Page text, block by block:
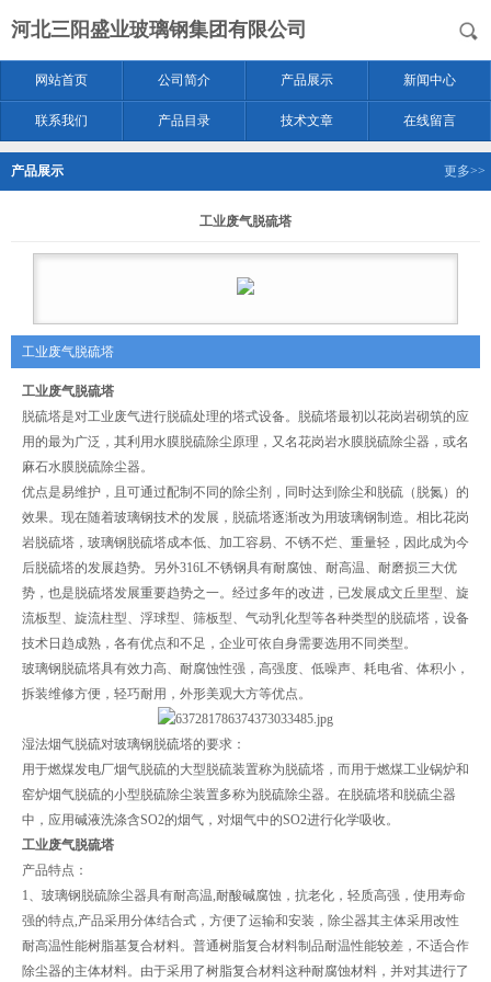
河北三阳盛业玻璃钢集团有限公司
网站首页 公司简介 产品展示 新闻中心
联系我们 产品目录 技术文章 在线留言
产品展示 更多>>
工业废气脱硫塔
工业废气脱硫塔
工业废气脱硫塔
脱硫塔是对工业废气进行脱硫处理的塔式设备。脱硫塔最初以花岗岩砌筑的应
用的最为广泛，其利用水膜脱硫除尘原理，又名花岗岩水膜脱硫除尘器，或名
麻石水膜脱硫除尘器。
优点是易维护，且可通过配制不同的除尘剂，同时达到除尘和脱硫（脱氮）的
效果。现在随着玻璃钢技术的发展，脱硫塔逐渐改为用玻璃钢制造。相比花岗
岩脱硫塔，玻璃钢脱硫塔成本低、加工容易、不锈不烂、重量轻，因此成为今
后脱硫塔的发展趋势。另外316L不锈钢具有耐腐蚀、耐高温、耐磨损三大优
势，也是脱硫塔发展重要趋势之一。经过多年的改进，已发展成文丘里型、旋
流板型、旋流柱型、浮球型、筛板型、气动乳化型等各种类型的脱硫塔，设备
技术日趋成熟，各有优点和不足，企业可依自身需要选用不同类型。
玻璃钢脱硫塔具有效力高、耐腐蚀性强，高强度、低噪声、耗电省、体积小，
拆装维修方便，轻巧耐用，外形美观大方等优点。
湿法烟气脱硫对玻璃钢脱硫塔的要求：
用于燃煤发电厂烟气脱硫的大型脱硫装置称为脱硫塔，而用于燃煤工业锅炉和
窑炉烟气脱硫的小型脱硫除尘装置多称为脱硫除尘器。在脱硫塔和脱硫尘器
中，应用碱液洗涤含SO2的烟气，对烟气中的SO2进行化学吸收。
工业废气脱硫塔
产品特点：
1、玻璃钢脱硫除尘器具有耐高温,耐酸碱腐蚀，抗老化，轻质高强，使用寿命
强的特点,产品采用分体结合式，方便了运输和安装，除尘器其主体采用改性
耐高温性能树脂基复合材料。普通树脂复合材料制品耐温性能较差，不适合作
除尘器的主体材料。由于采用了树脂复合材料这种耐腐蚀材料，并对其进行了